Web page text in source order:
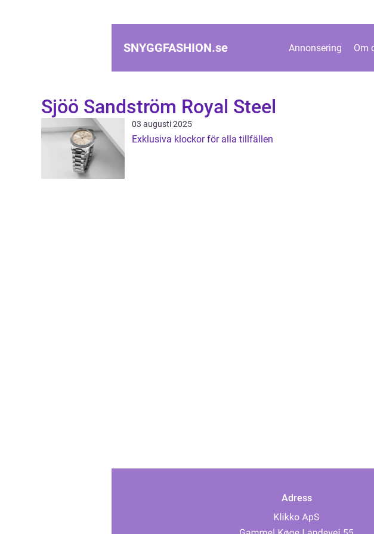
SNYGGFASHION.se Annonsering Om
Sjöö Sandström Royal Steel
03 augusti 2025
Exklusiva klockor för alla tillfällen
Adress